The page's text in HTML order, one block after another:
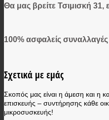
Θα μας βρείτε Τσιμισκή
100% ασφαλείς συναλλαγές
Σχετικά με εμάς
Σκοπός μας είναι η άμεση και η
επισκευής – συντήρησης κάθε
μικροσυσκευής!